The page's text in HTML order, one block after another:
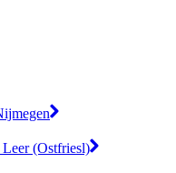
(Ostfriesl)